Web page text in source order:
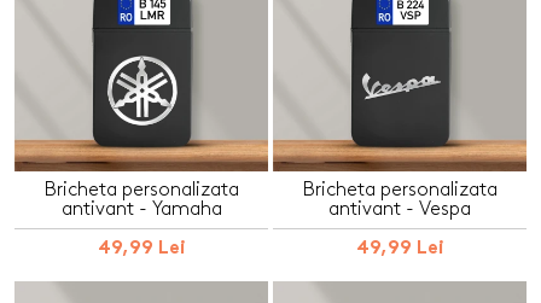
Bricheta personalizata
antivant - Yamaha
49,99 Lei
Bricheta personalizata
antivant - Vespa
49,99 Lei